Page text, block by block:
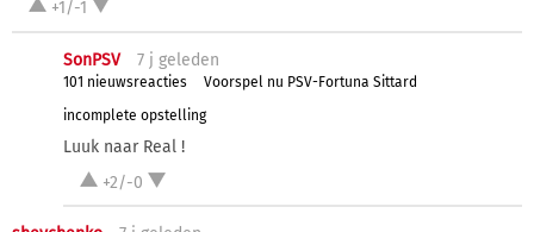
+1/-1
SonPSV 7 j geleden
101 nieuwsreacties
Voorspel nu PSV-Fortuna Sittard
incomplete opstelling
Luuk naar Real !
+2/-0